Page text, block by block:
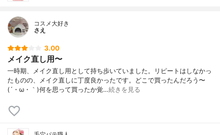
ル／イソステアリル／セチル／ステアリル
／ベヘニル）、 テトライソステアリン酸ポ
リグリセリル－２、 トコフェロール、 トリ
コスメ大好き
さえ
3.00
メイク直し用〜
一時期、メイク直し用として持ち歩いていました。リピートはしなかっ
たものの、メイク直しに丁度良かったです。どこで買ったんだろう〜
(´・ω・｀)何を思って買ったか覚…続きを見る